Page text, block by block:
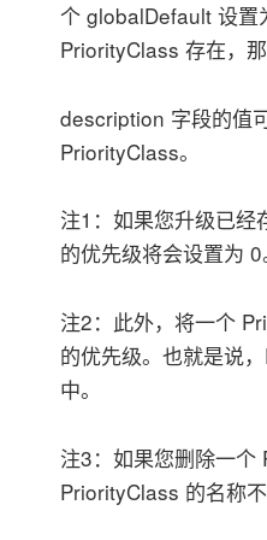
个 globalDefault 设
PriorityClass 存在，
description 字段的值
PriorityClass。
注1：如果您升级已经
的优先级将会设置为 0
注2：此外，将一个
的优先级。也就是说
中。
注3：如果您删除一
PriorityClass 的名称